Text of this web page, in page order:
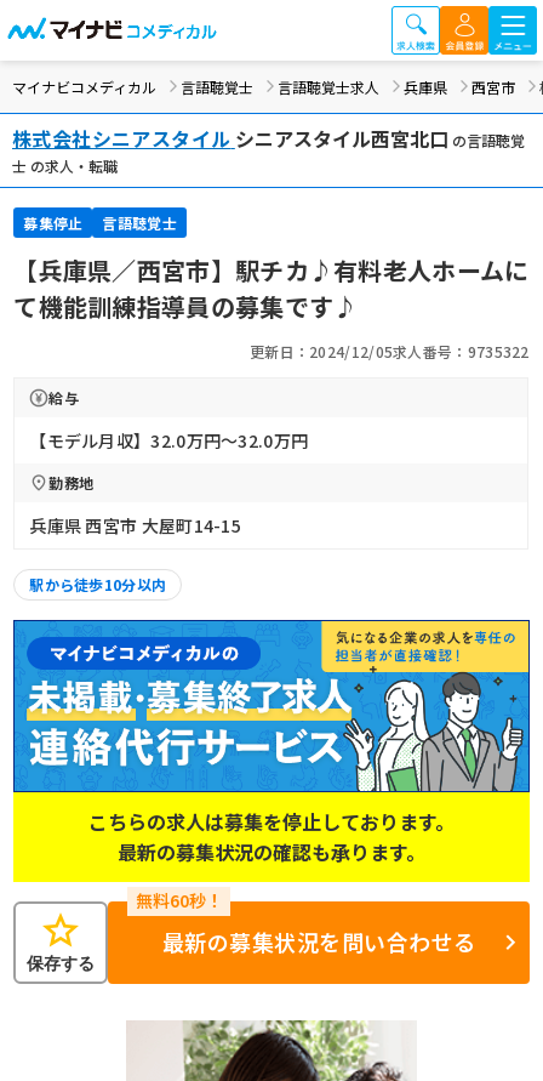
マイナビコメディカル 言語聴覚士 言語聴覚士求人 兵庫県 西宮市
株式会社シニアスタイル シニアスタイル西宮北口 の言語聴覚
士 の求人・転職
募集停止 言語聴覚士
【兵庫県／西宮市】駅チカ♪有料老人ホームに
て機能訓練指導員の募集です♪
更新日：2024/12/05求人番号：9735322
給与
【モデル月収】32.0万円〜32.0万円
勤務地
兵庫県 西宮市 大屋町14-15
駅から徒歩10分以内
こちらの求人は募集を停止しております。
最新の募集状況の確認も承ります。
star
保存する
最新の募集状況を問い合わせる